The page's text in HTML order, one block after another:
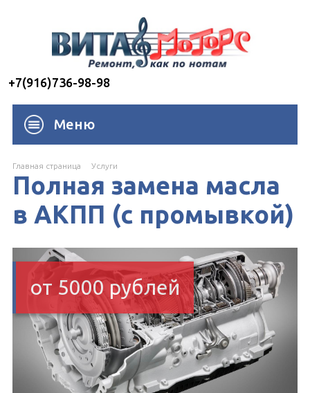
+7(916)736-98-98
Меню
Главная страница Услуги
Полная замена масла
в АКПП (с промывкой)
от 5000 рублей